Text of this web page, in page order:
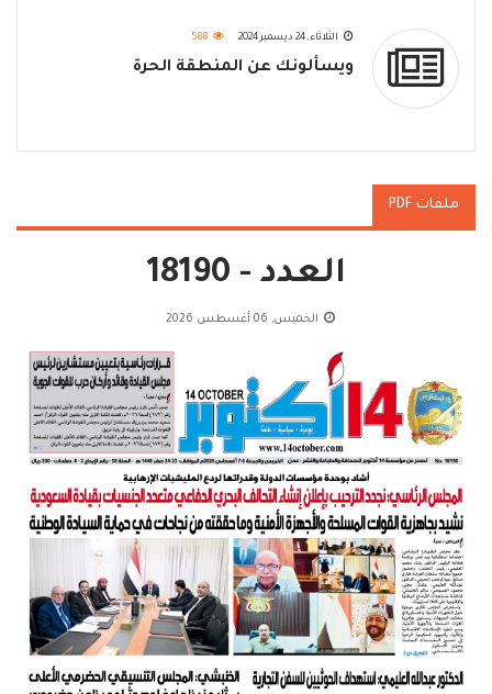
الثلاثاء, 24 ديسمبر 2024 588
ويسألونك عن المنطقة الحرة
ملفات PDF
العدد - 18190
الخميس, 06 أغسطس 2026